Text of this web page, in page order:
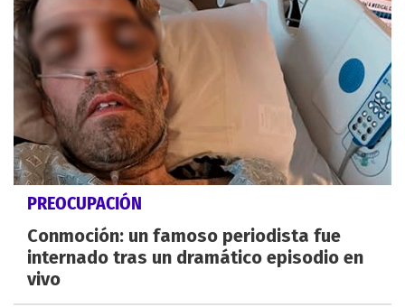
PREOCUPACIÓN
Conmoción: un famoso periodista fue
internado tras un dramático episodio en
vivo